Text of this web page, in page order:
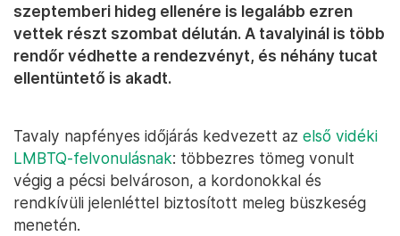
szeptemberi hideg ellenére is legalább ezren
vettek részt szombat délután. A tavalyinál is több
rendőr védhette a rendezvényt, és néhány tucat
ellentüntető is akadt.
Tavaly napfényes időjárás kedvezett az első vidéki
LMBTQ-felvonulásnak: többezres tömeg vonult
végig a pécsi belvároson, a kordonokkal és
rendkívüli jelenléttel biztosított meleg büszkeség
menetén.